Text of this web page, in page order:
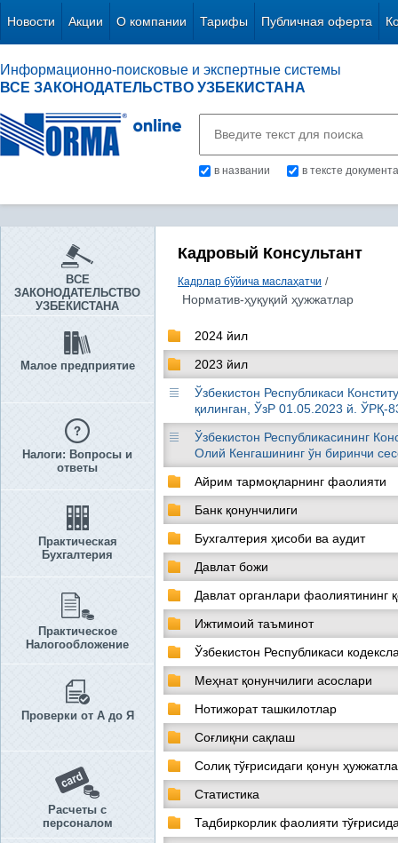
Новости Акции О компании Тарифы Публичная оферта
Информационно-поисковые и экспертные системы
ВСЕ ЗАКОНОДАТЕЛЬСТВО УЗБЕКИСТАНА
в названии в тексте документа
ВСЕ
ЗАКОНОДАТЕЛЬСТВО
УЗБЕКИСТАНА
Малое предприятие
Налоги: Вопросы и
ответы
Практическая
Бухгалтерия
Практическое
Налогообложение
Проверки от А до Я
Расчеты с
персоналом
Кадровый Консультант
Кадрлар бўйича маслаҳатчи /
Норматив-ҳуқуқий ҳужжатлар
2024 йил
2023 йил
Ўзбекистон Республикаси
қилинган, ЎзР 01.05.2023 й. ЎРҚ-
Ўзбекистон Республикасининг
Олий Кенгашининг ўн биринчи
Айрим тармоқларнинг фаолияти
Банк қонунчилиги
Бухгалтерия ҳисоби ва аудит
Давлат божи
Давлат органлари фаолиятининг
Ижтимоий таъминот
Ўзбекистон Республикаси
Меҳнат қонунчилиги асослари
Нотижорат ташкилотлар
Соғлиқни сақлаш
Солиқ тўғрисидаги қонун
Статистика
Тадбиркорлик фаолияти